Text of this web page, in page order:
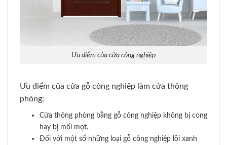
Ưu điểm của cửa công nghiệp
Ưu điểm của cửa gỗ công nghiệp làm cửa thông
phòng:
Cửa thông phòng bằng gỗ công nghiệp không bị cong
hay bị mối mọt.
Đối với một số những loại gỗ công nghiệp lõi xanh